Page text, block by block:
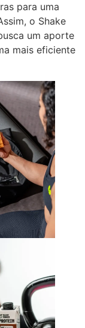
para uma
o Shake
um aporte
mais eficiente